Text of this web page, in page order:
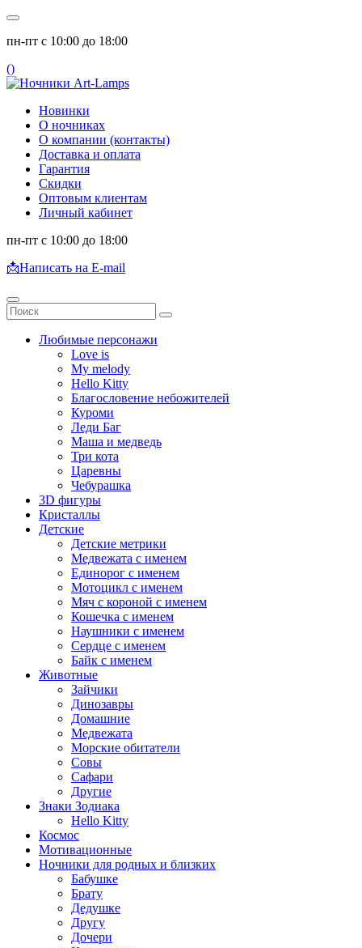
пн-пт с 10:00 до 18:00
()
Новинки
О ночниках
О компании (контакты)
Доставка и оплата
Гарантия
Скидки
Оптовым клиентам
Личный кабинет
пн-пт с 10:00 до 18:00
📩Написать на E-mail
Любимые персонажи
Love is
My melody
Hello Kitty
Благословение небожителей
Куроми
Леди Баг
Маша и медведь
Три кота
Царевны
Чебурашка
3D фигуры
Кристаллы
Детские
Детские метрики
Медвежата с именем
Единорог с именем
Мотоцикл с именем
Мяч с короной с именем
Кошечка с именем
Наушники с именем
Сердце с именем
Байк с именем
Животные
Зайчики
Динозавры
Домашние
Медвежата
Морские обитатели
Совы
Сафари
Другие
Знаки Зодиака
Hello Kitty
Космос
Мотивационные
Ночники для родных и близких
Бабушке
Брату
Дедушке
Другу
Дочери